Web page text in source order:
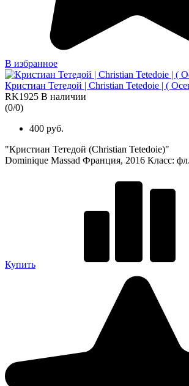
В избранное
Кристиан Тетедой | Christian Tetedoie | (
RK1925 В наличии
(0/0)
400 руб.
"Кристиан Тетедой (Christian Tetedoie)"
Dominique Massad Франция, 2016 Класс:
Купить